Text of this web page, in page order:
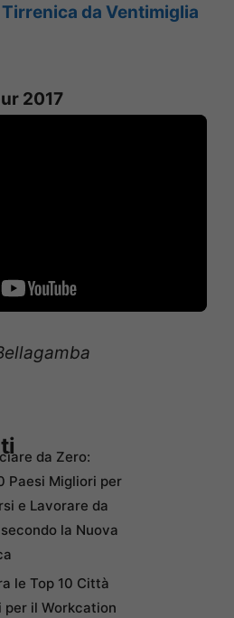
da Ventimiglia
2017
da Zero:
Paesi Migliori per
e Lavorare da
la Nuova
le Top 10 Città
per il Workcation